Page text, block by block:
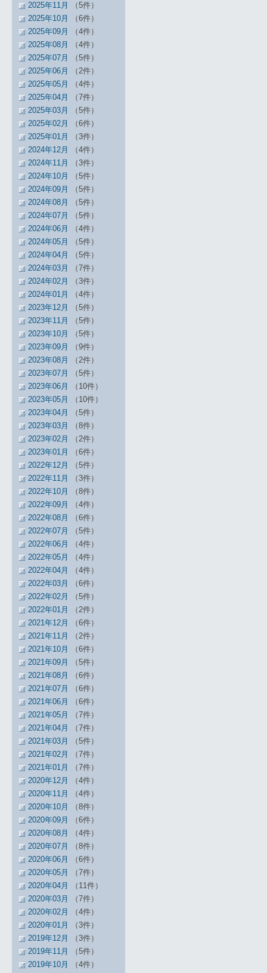
2025年11月
（5件）
2025年10月
（6件）
2025年09月
（4件）
2025年08月
（4件）
2025年07月
（5件）
2025年06月
（2件）
2025年05月
（4件）
2025年04月
（7件）
2025年03月
（5件）
2025年02月
（6件）
2025年01月
（3件）
2024年12月
（4件）
2024年11月
（3件）
2024年10月
（5件）
2024年09月
（5件）
2024年08月
（5件）
2024年07月
（5件）
2024年06月
（4件）
2024年05月
（5件）
2024年04月
（5件）
2024年03月
（7件）
2024年02月
（3件）
2024年01月
（4件）
2023年12月
（5件）
2023年11月
（5件）
2023年10月
（5件）
2023年09月
（9件）
2023年08月
（2件）
2023年07月
（5件）
2023年06月
（10件）
2023年05月
（10件）
2023年04月
（5件）
2023年03月
（8件）
2023年02月
（2件）
2023年01月
（6件）
2022年12月
（5件）
2022年11月
（3件）
2022年10月
（8件）
2022年09月
（4件）
2022年08月
（6件）
2022年07月
（5件）
2022年06月
（4件）
2022年05月
（4件）
2022年04月
（4件）
2022年03月
（6件）
2022年02月
（5件）
2022年01月
（2件）
2021年12月
（6件）
2021年11月
（2件）
2021年10月
（6件）
2021年09月
（5件）
2021年08月
（6件）
2021年07月
（6件）
2021年06月
（6件）
2021年05月
（7件）
2021年04月
（7件）
2021年03月
（5件）
2021年02月
（7件）
2021年01月
（7件）
2020年12月
（4件）
2020年11月
（4件）
2020年10月
（8件）
2020年09月
（6件）
2020年08月
（4件）
2020年07月
（8件）
2020年06月
（6件）
2020年05月
（7件）
2020年04月
（11件）
2020年03月
（7件）
2020年02月
（4件）
2020年01月
（3件）
2019年12月
（3件）
2019年11月
（5件）
2019年10月
（4件）